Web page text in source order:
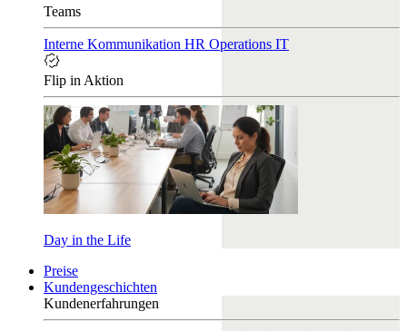
Teams
Interne Kommunikation HR Operations IT
Flip in Aktion
Day in the Life
Preise
Kundengeschichten
Kundenerfahrungen